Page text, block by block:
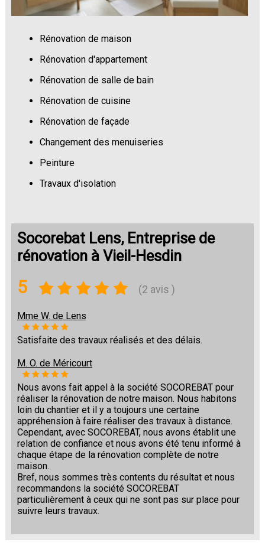
Rénovation de maison
Rénovation d'appartement
Rénovation de salle de bain
Rénovation de cuisine
Rénovation de façade
Changement des menuiseries
Peinture
Travaux d'isolation
Socorebat Lens, Entreprise de
rénovation à Vieil-Hesdin
5 (2 avis )
Mme W. de Lens
Satisfaite des travaux réalisés et des délais.
M. O. de Méricourt
Nous avons fait appel à la société SOCOREBAT pour
réaliser la rénovation de notre maison. Nous habitons
loin du chantier et il y a toujours une certaine
appréhension à faire réaliser des travaux à distance.
Cependant, avec SOCOREBAT, nous avons établit une
relation de confiance et nous avons été tenu informé à
chaque étape de la rénovation complète de notre
maison.
Bref, nous sommes très contents du résultat et nous
recommandons la société SOCOREBAT
particulièrement à ceux qui ne sont pas sur place pour
suivre leurs travaux.